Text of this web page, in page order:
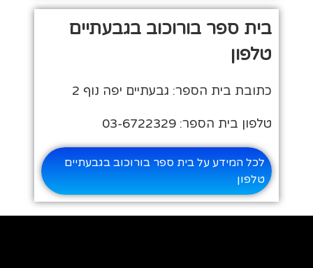
בית ספר בורוכוב בגבעתיים
טלפון
כתובת בית הספר: גבעתיים יפה נוף 2
טלפון בית הספר: 03-6722329
לכל המידע על בית ספר בורוכוב בגבעתיים
טלפון